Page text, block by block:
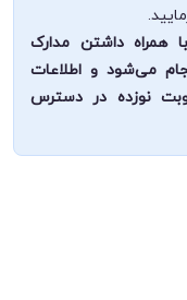
همراه داشتن مدارک
می‌شود و اطلاعات
نوزده در دسترس